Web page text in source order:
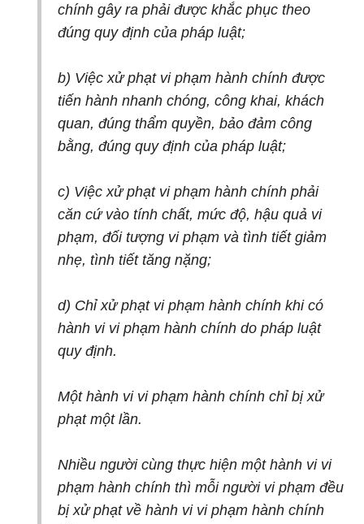
chính gây ra phải được khắc phục theo
đúng quy định của pháp luật;
b) Việc xử phạt vi phạm hành chính được
tiến hành nhanh chóng, công khai, khách
quan, đúng thẩm quyền, bảo đảm công
bằng, đúng quy định của pháp luật;
c) Việc xử phạt vi phạm hành chính phải
căn cứ vào tính chất, mức độ, hậu quả vi
phạm, đối tượng vi phạm và tình tiết giảm
nhẹ, tình tiết tăng nặng;
d) Chỉ xử phạt vi phạm hành chính khi có
hành vi vi phạm hành chính do pháp luật
quy định.
Một hành vi vi phạm hành chính chỉ bị xử
phạt một lần.
Nhiều người cùng thực hiện một hành vi vi
phạm hành chính thì mỗi người vi phạm đều
bị xử phạt về hành vi vi phạm hành chính